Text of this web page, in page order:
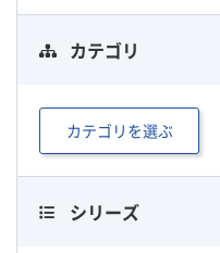
カテゴリ
カテゴリを選ぶ
シリーズ